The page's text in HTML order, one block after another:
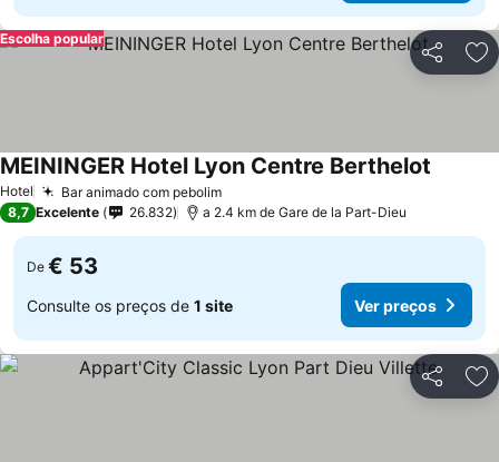
Partilhar
Escolha popular
Hotel Bar animado com pebolim
MEININGER Hotel Lyon Centre Berthelot
8,7 Excelente 26.832 a 2.4 km de Gare de la Part-Dieu
De € 53
Consulte os preços de 1 site Ver preços
Partilhar